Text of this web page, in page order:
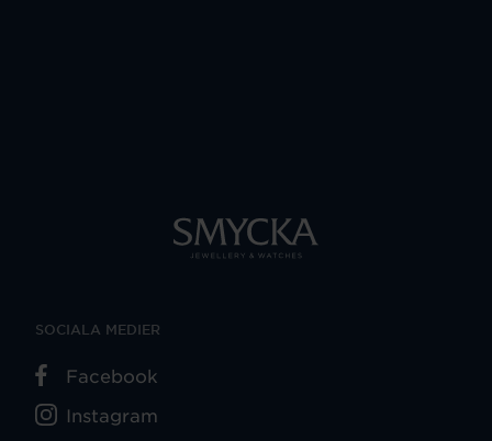
SOCIALA MEDIER
Facebook
Instagram